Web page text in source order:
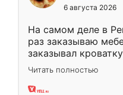
6 августа 2026
На самом деле в
раз заказываю
заказывал
ребёнка при его
заказал шкаф-
хорошее сборка
Читать полностью